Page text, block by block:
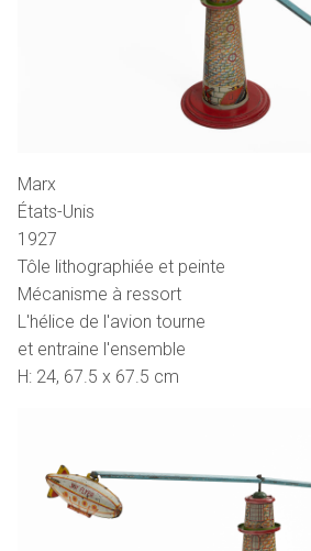
Marx
États-Unis
1927
Tôle lithographiée et peinte
Mécanisme à ressort
L'hélice de l'avion tourne
et entraine l'ensemble
H: 24, 67.5 x 67.5 cm